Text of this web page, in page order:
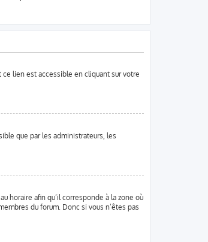
lien est accessible en cliquant sur votre
que par les administrateurs, les
horaire afin qu’il corresponde à la zone où
du forum. Donc si vous n’êtes pas